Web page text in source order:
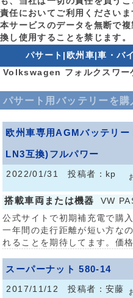
責任においてご利用くださいま
本サービスのデータを無断で
換し使用することを禁じます。
パサート|欧州車|車・バ
Volkswagen フォルクスワー
パサート用バッテリーを
欧州車専用AGMバッテリ
LN3互換)フルパワー
2022/01/31 投稿者：kp
搭載車両または機器
VW
公式サイトで初期補充電で購
一年間の走行距離が短い方な
れることを期待してます。価
スーパーナット 580-14
2017/11/12 投稿者：安藤